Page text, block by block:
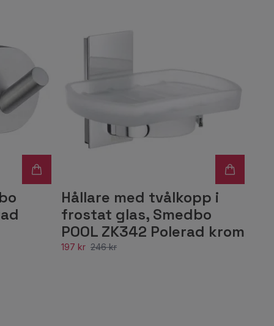
Hållare med tvålkopp i
frostat glas, Smedbo
POOL ZK342 Polerad krom
197 kr 246 kr